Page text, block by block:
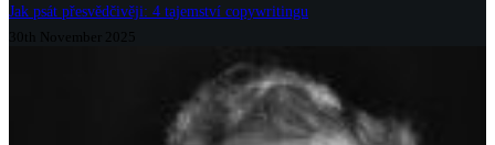
Jak psát přesvědčivěji: 4 tajemství copywritingu
30th November 2025